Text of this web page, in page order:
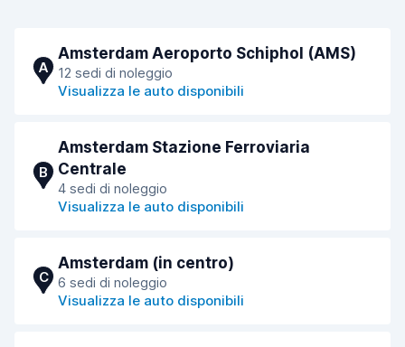
A
Amsterdam Aeroporto Schiphol (AMS)
12 sedi di noleggio
Visualizza le auto disponibili
B
Amsterdam Stazione Ferroviaria
Centrale
4 sedi di noleggio
Visualizza le auto disponibili
C
Amsterdam (in centro)
6 sedi di noleggio
Visualizza le auto disponibili